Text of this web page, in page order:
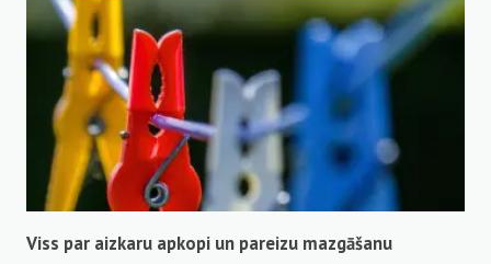
Viss par aizkaru apkopi un pareizu mazgāšanu